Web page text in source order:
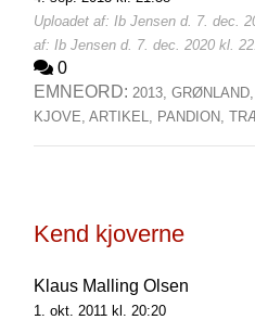
Uploadet af: Ib Jensen d. 7. dec.
af: Ib Jensen d. 7. dec. 2020 kl.
0
EMNEORD: 2013, GRØNLAND,
KJOVE, ARTIKEL, PANDION,
Kend kjoverne
Klaus Malling Olsen
1. okt. 2011 kl. 20:20